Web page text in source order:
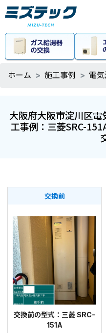
ホーム 施工事例 電
大阪府大阪市淀川区
工事例：三菱SRC-
交換前
交換前の型式：三菱 SRC-
151A